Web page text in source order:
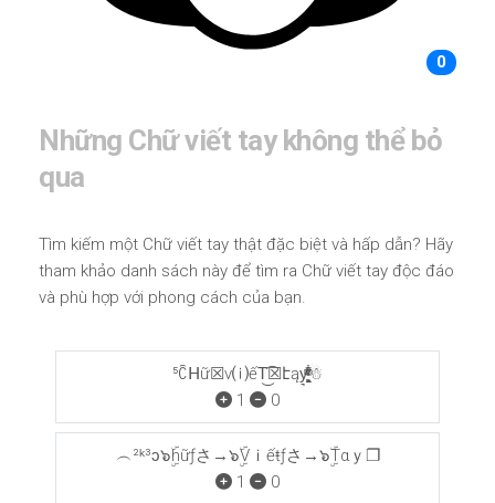
0
Những Chữ viết tay không thể bỏ
qua
Tìm kiếm một Chữ viết tay thật đặc biệt và hấp dẫn? Hãy
tham khảo danh sách này để tìm ra Chữ viết tay độc đáo
và phù hợp với phong cách của bạn.
⁵ꉓᕼữ☒v⒤ếT͜͡☒էąy͉̝͖̻̯ͮ̒̂ͮ͋ͫͨ☃
1
0
︵²ᵏ³ɔ๖ۣۜhữƒさ→๖ۣۜVｉếŧƒさ→๖ۣۜTαｙ❐
1
0